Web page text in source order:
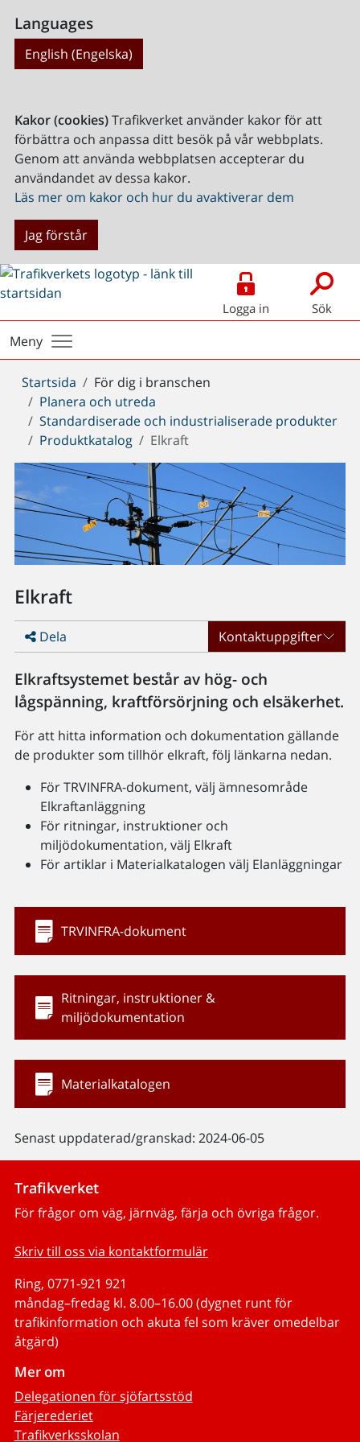
Languages
English (Engelska)
Kakor (cookies)Trafikverket använder kakor för att
förbättra och anpassa ditt besök på vår webbplats.
Genom att använda webbplatsen accepterar du
användandet av dessa kakor.
Läs mer om kakor och hur du avaktiverar dem
Jag förstår
Logga in Sök
Meny
Du
är
här:
Startsida
För dig i branschen
Planera och utreda
Standardiserade och industrialiserade produkter
Produktkatalog
Elkraft
Elkraft
Dela Kontaktuppgifter
Elkraftsystemet består av hög- och
lågspänning, kraftförsörjning och elsäkerhet.
För att hitta information och dokumentation gällande
de produkter som tillhör elkraft, följ länkarna nedan.
För TRVINFRA-dokument, välj ämnesområde
Elkraftanläggning
För ritningar, instruktioner och
miljödokumentation, välj Elkraft
För artiklar i Materialkatalogen välj Elanläggningar
TRVINFRA-dokument
Ritningar, instruktioner &
miljödokumentation
Materialkatalogen
Senast uppdaterad/granskad: 2024-06-05
Trafikverket
För frågor om väg, järnväg, färja och övriga frågor.
Skriv till oss via kontaktformulär
Ring, 0771-921 921
måndag–fredag kl. 8.00–16.00 (dygnet runt för
trafikinformation och akuta fel som kräver omedelbar
åtgärd)
Mer om
Delegationen för sjöfartsstöd
Färjerederiet
Trafikverksskolan